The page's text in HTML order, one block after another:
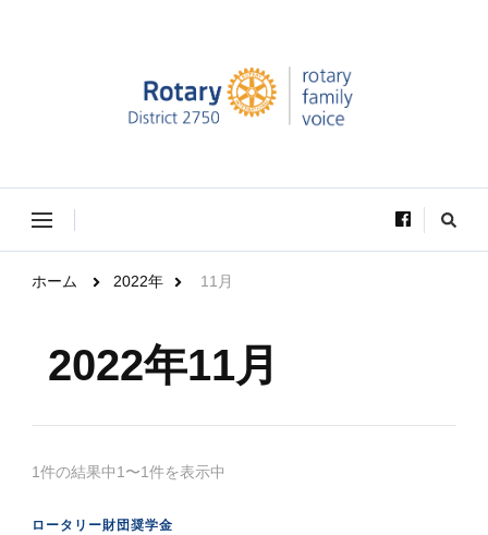
ータリーファミリー支援委員会
VOICE（声）としてお届けします。
か
探
す
か
ホーム 2022年 11月
2022年11月
1件の結果中1〜1件を表示中
ロータリー財団奨学金